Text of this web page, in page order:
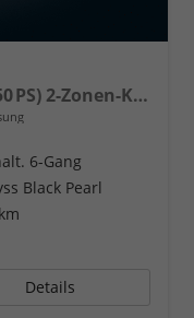
GO+ 1.6 T-GDI 2WD 110 kW (150 PS) 2-Zonen-Klimaautomatik, Navigationssystem, Bluetooth, Android Auto, Apple CarPlay, Induktive Ladestation, Adaptiver Tempomat mit Abstandsregelung, Rückfahrkamera, Matrix LED, 18" Leichtmetallfelgen, uvm.
6-Gang
Black Pearl
Details